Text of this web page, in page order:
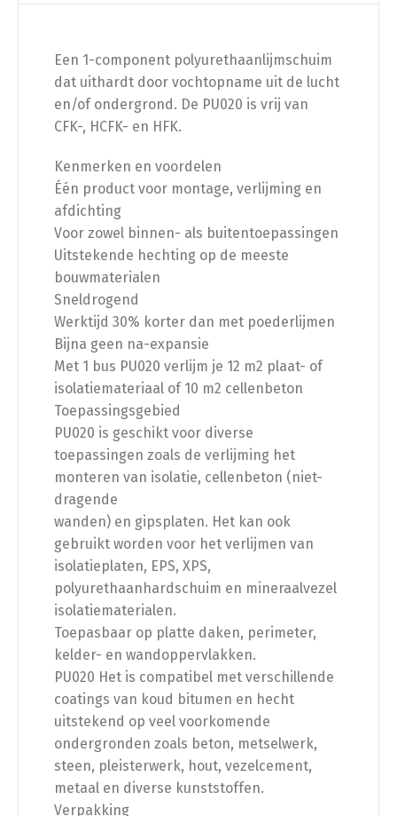
Een 1-component polyurethaanlijmschuim
dat uithardt door vochtopname uit de lucht
en/of ondergrond. De PU020 is vrij van
CFK-, HCFK- en HFK.
Kenmerken en voordelen
Één product voor montage, verlijming en
afdichting
Voor zowel binnen- als buitentoepassingen
Uitstekende hechting op de meeste
bouwmaterialen
Sneldrogend
Werktijd 30% korter dan met poederlijmen
Bijna geen na-expansie
Met 1 bus PU020 verlijm je 12 m2 plaat- of
isolatiemateriaal of 10 m2 cellenbeton
Toepassingsgebied
PU020 is geschikt voor diverse
toepassingen zoals de verlijming het
monteren van isolatie, cellenbeton (niet-
dragende
wanden) en gipsplaten. Het kan ook
gebruikt worden voor het verlijmen van
isolatieplaten, EPS, XPS,
polyurethaanhardschuim en mineraalvezel
isolatiematerialen.
Toepasbaar op platte daken, perimeter,
kelder- en wandoppervlakken.
PU020 Het is compatibel met verschillende
coatings van koud bitumen en hecht
uitstekend op veel voorkomende
ondergronden zoals beton, metselwerk,
steen, pleisterwerk, hout, vezelcement,
metaal en diverse kunststoffen.
Verpakking